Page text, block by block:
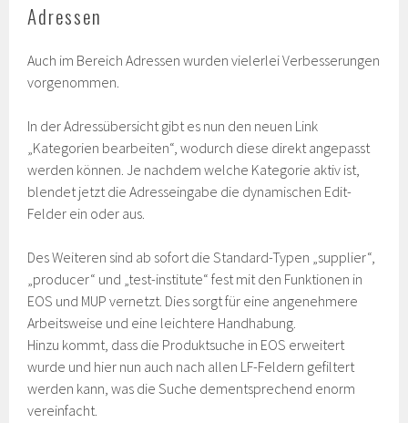
Adressen
Auch im Bereich Adressen wurden vielerlei Verbesserungen
vorgenommen.
In der Adressübersicht gibt es nun den neuen Link
„Kategorien bearbeiten“, wodurch diese direkt angepasst
werden können. Je nachdem welche Kategorie aktiv ist,
blendet jetzt die Adresseingabe die dynamischen Edit-
Felder ein oder aus.
Des Weiteren sind ab sofort die Standard-Typen „supplier“,
„producer“ und „test-institute“ fest mit den Funktionen in
EOS und MUP vernetzt. Dies sorgt für eine angenehmere
Arbeitsweise und eine leichtere Handhabung.
Hinzu kommt, dass die Produktsuche in EOS erweitert
wurde und hier nun auch nach allen LF-Feldern gefiltert
werden kann, was die Suche dementsprechend enorm
vereinfacht.